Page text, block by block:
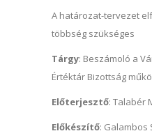
A határozat-tervezet
többség szükséges
Tárgy: Beszámoló a
Értéktár Bizottság
Előterjesztő: Talabér
Előkészítő: Galambos